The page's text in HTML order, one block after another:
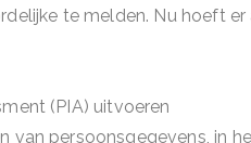
te melden. Nu hoeft
(PIA) uitvoeren
van persoonsgegevens, in